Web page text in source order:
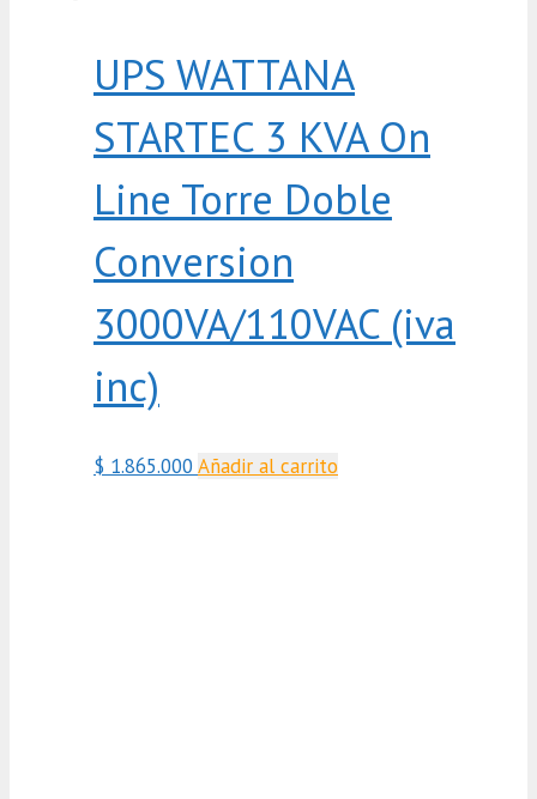
UPS WATTANA
STARTEC 3 KVA On
Line Torre Doble
Conversion
3000VA/110VAC (iva
inc)
$ 1.865.000 Añadir al carrito